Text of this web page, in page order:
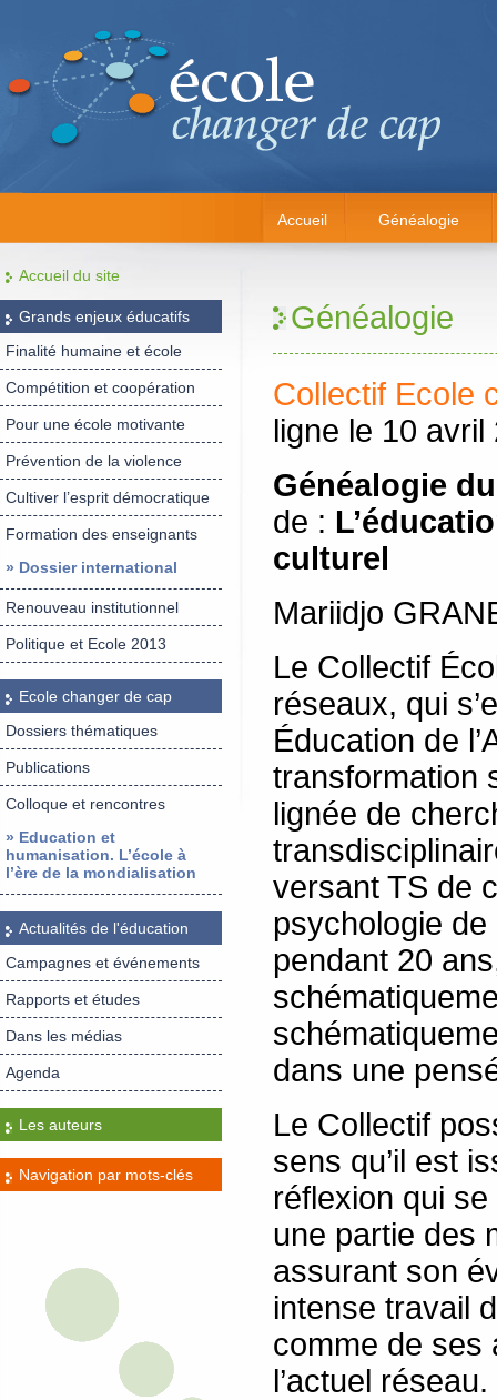
Accueil Généalogie
Accueil du site
Grands enjeux éducatifs
Finalité humaine et école
Compétition et coopération
Pour une école motivante
Prévention de la violence
Cultiver l’esprit démocratique
Formation des enseignants
» Dossier international
Renouveau institutionnel
Politique et Ecole 2013
Ecole changer de cap
Dossiers thématiques
Publications
Colloque et rencontres
» Education et
humanisation. L’école à
l’ère de la mondialisation
Actualités de l'éducation
Campagnes et événements
Rapports et études
Dans les médias
Agenda
Les auteurs
Navigation par mots-clés
Généalogie
Collectif Ecole
ligne le 10 avril
Généalogie
de :
culturel
Mariidjo
Le Collectif
réseaux, qui
Éducation de
transformation
lignée de
versant TS de
psychologie
pendant 20
dans une
Le Collectif
sens qu’il est
réflexion qui
une partie des
assurant son
intense travail
comme de ses
l’actuel réseau.